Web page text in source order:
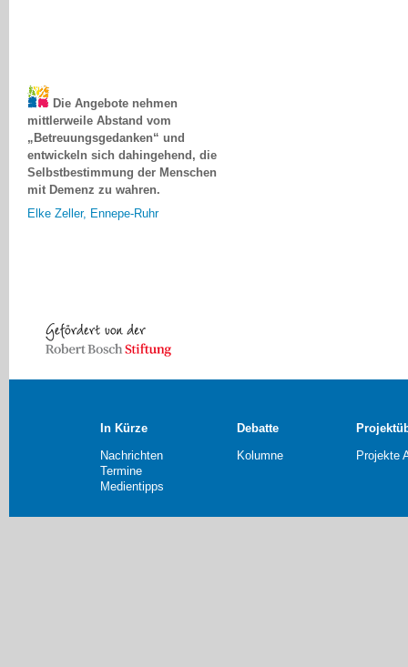
mittlerweile Abstand vom
„Betreuungsgedanken“ und
entwickeln sich dahingehend, die
Selbstbestimmung der Menschen
mit Demenz zu wahren.
In Kürze
Nachrichten
Termine
Medientipps
Debatte
Kolumne
Projekte